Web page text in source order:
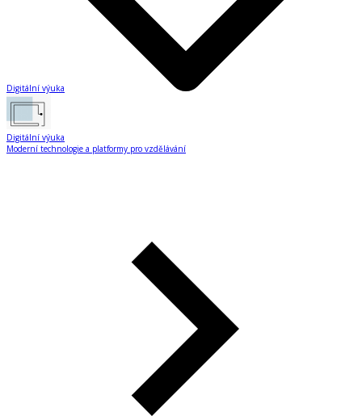
Digitální výuka
Digitální výuka
Moderní technologie a platformy pro vzdělávání